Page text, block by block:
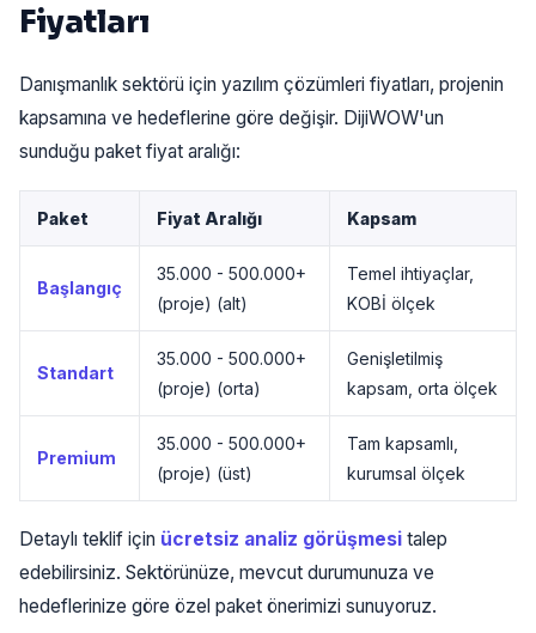
Fiyatları
Danışmanlık sektörü için yazılım çözümleri fiyatları, projenin
kapsamına ve hedeflerine göre değişir. DijiWOW'un
sunduğu paket fiyat aralığı:
Paket Fiyat Aralığı Kapsam
Başlangıç
35.000 - 500.000+
(proje) (alt)
Temel ihtiyaçlar,
KOBİ ölçek
Standart
35.000 - 500.000+
(proje) (orta)
Genişletilmiş
kapsam, orta ölçek
Premium
35.000 - 500.000+
(proje) (üst)
Tam kapsamlı,
kurumsal ölçek
Detaylı teklif için ücretsiz analiz görüşmesi talep
edebilirsiniz. Sektörünüze, mevcut durumunuza ve
hedeflerinize göre özel paket önerimizi sunuyoruz.